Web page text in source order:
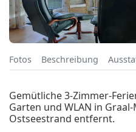
Fotos Beschreibung
Gemütliche 3-Zimmer-
Garten und WLAN in
Ostseestrand entfernt.